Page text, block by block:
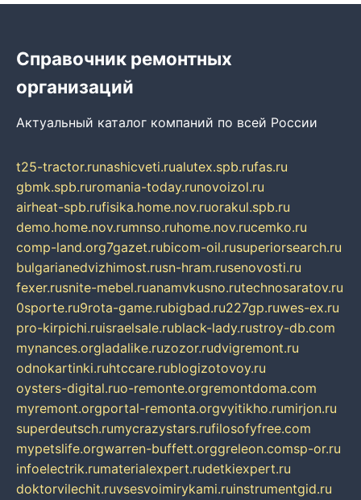
Справочник ремонтных
организаций
Актуальный каталог компаний по всей России
t25-tractor.runashicveti.rualutex.spb.rufas.ru
gbmk.spb.ruromania-today.runovoizol.ru
airheat-spb.rufisika.home.nov.ruorakul.spb.ru
demo.home.nov.rumnso.ruhome.nov.rucemko.ru
comp-land.org7gazet.rubicom-oil.rusuperiorsearch.ru
bulgarianedvizhimost.rusn-hram.rusenovosti.ru
fexer.rusnite-mebel.ruanamvkusno.rutechnosaratov.ru
0sporte.ru9rota-game.rubigbad.ru227gp.ruwes-ex.ru
pro-kirpichi.ruisraelsale.rublack-lady.rustroy-db.com
mynances.orgladalike.ruzozor.rudvigremont.ru
odnokartinki.ruhtccare.rublogizotovoy.ru
oysters-digital.ruo-remonte.orgremontdoma.com
myremont.orgportal-remonta.orgvyitikho.rumirjon.ru
superdeutsch.rumycrazystars.rufilosofyfree.com
mypetslife.orgwarren-buffett.orggreleon.comsp-or.ru
infoelectrik.rumaterialexpert.rudetkiexpert.ru
doktorvilechit.ruvsesvoimirykami.ruinstrumentgid.ru